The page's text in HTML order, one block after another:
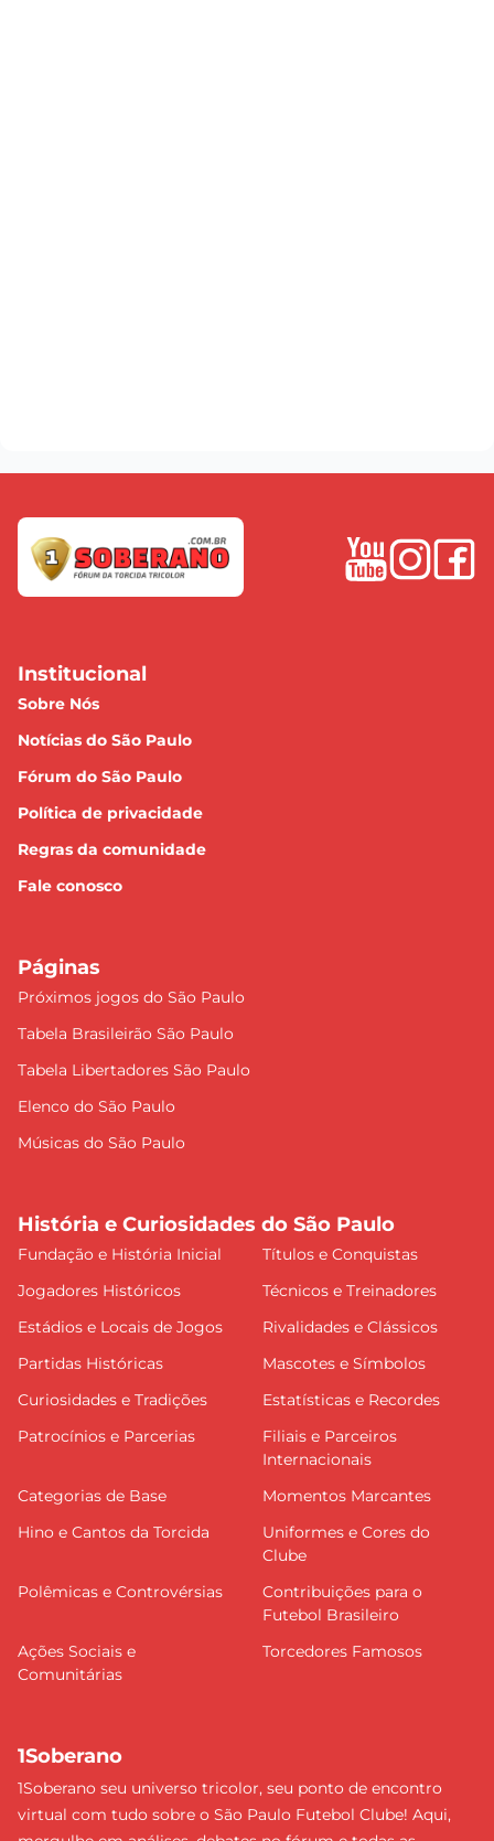
Institucional
Sobre Nós
Notícias do São Paulo
Fórum do São Paulo
Política de privacidade
Regras da comunidade
Fale conosco
Páginas
Próximos jogos do São Paulo
Tabela Brasileirão São Paulo
Tabela Libertadores São Paulo
Elenco do São Paulo
Músicas do São Paulo
História e Curiosidades do São Paulo
Fundação e História Inicial
Títulos e Conquistas
Jogadores Históricos
Técnicos e Treinadores
Estádios e Locais de Jogos
Rivalidades e Clássicos
Partidas Históricas
Mascotes e Símbolos
Curiosidades e Tradições
Estatísticas e Recordes
Patrocínios e Parcerias
Filiais e Parceiros
Internacionais
Categorias de Base
Momentos Marcantes
Hino e Cantos da Torcida
Uniformes e Cores do
Clube
Polêmicas e Controvérsias
Contribuições para o
Futebol Brasileiro
Ações Sociais e
Comunitárias
Torcedores Famosos
1Soberano
1Soberano seu universo tricolor, seu ponto de encontro
virtual com tudo sobre o São Paulo Futebol Clube! Aqui,